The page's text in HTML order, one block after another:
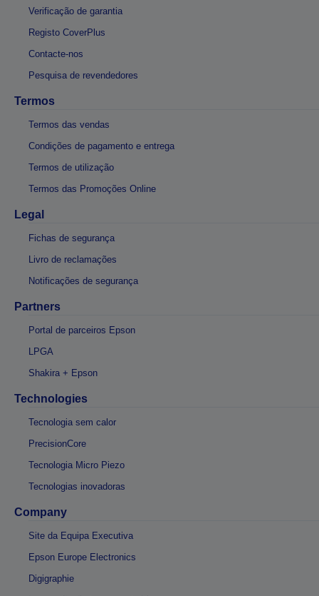
Verificação de garantia
Registo CoverPlus
Contacte-nos
Pesquisa de revendedores
Termos
Termos das vendas
Condições de pagamento e entrega
Termos de utilização
Termos das Promoções Online
Legal
Fichas de segurança
Livro de reclamações
Notificações de segurança
Partners
Portal de parceiros Epson
LPGA
Shakira + Epson
Technologies
Tecnologia sem calor
PrecisionCore
Tecnologia Micro Piezo
Tecnologias inovadoras
Company
Site da Equipa Executiva
Epson Europe Electronics
Digigraphie